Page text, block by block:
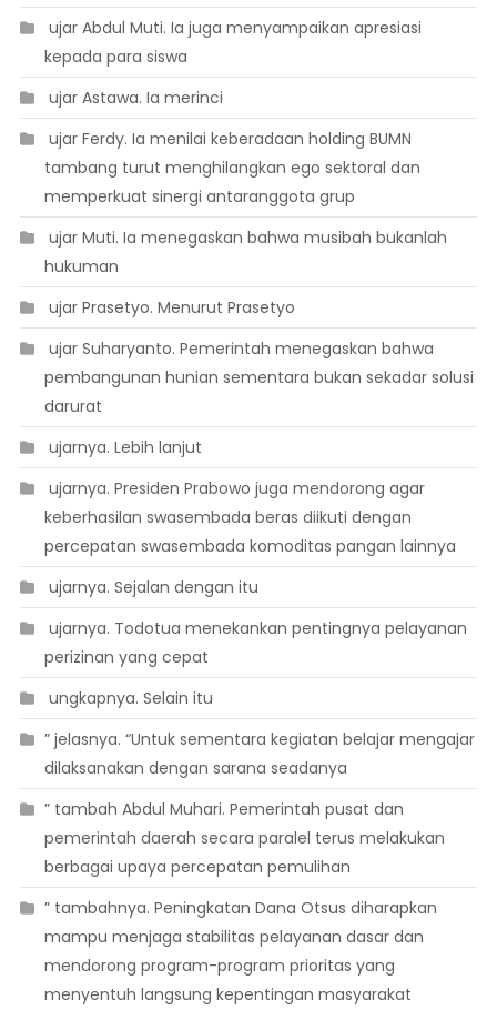
 ujar Abdul Muti. Ia juga menyampaikan apresiasi
kepada para siswa
 ujar Astawa. Ia merinci
 ujar Ferdy. Ia menilai keberadaan holding BUMN
tambang turut menghilangkan ego sektoral dan
memperkuat sinergi antaranggota grup
 ujar Muti. Ia menegaskan bahwa musibah bukanlah
hukuman
 ujar Prasetyo. Menurut Prasetyo
 ujar Suharyanto. Pemerintah menegaskan bahwa
pembangunan hunian sementara bukan sekadar solusi
darurat
 ujarnya. Lebih lanjut
 ujarnya. Presiden Prabowo juga mendorong agar
keberhasilan swasembada beras diikuti dengan
percepatan swasembada komoditas pangan lainnya
 ujarnya. Sejalan dengan itu
 ujarnya. Todotua menekankan pentingnya pelayanan
perizinan yang cepat
 ungkapnya. Selain itu
” jelasnya. “Untuk sementara kegiatan belajar mengajar
dilaksanakan dengan sarana seadanya
” tambah Abdul Muhari. Pemerintah pusat dan
pemerintah daerah secara paralel terus melakukan
berbagai upaya percepatan pemulihan
” tambahnya. Peningkatan Dana Otsus diharapkan
mampu menjaga stabilitas pelayanan dasar dan
mendorong program-program prioritas yang
menyentuh langsung kepentingan masyarakat